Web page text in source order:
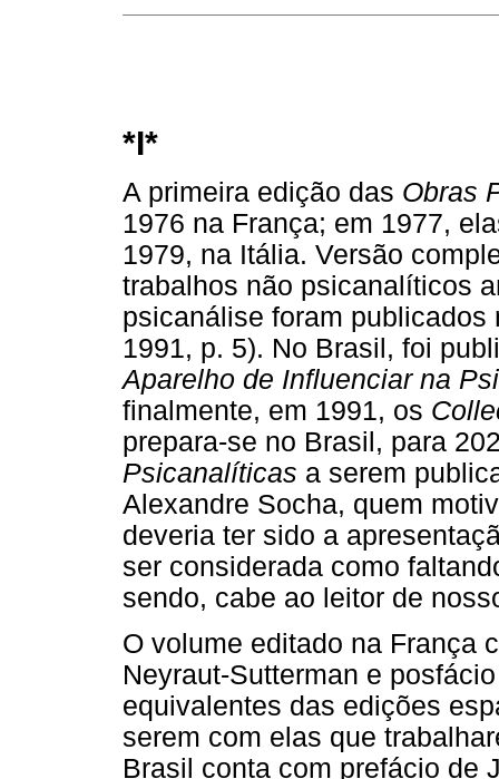
*I*
A primeira edição das Obras
1976 na França; em 1977,
1979, na Itália. Versão
trabalhos não psicanalíticos
psicanálise foram publicados
1991, p. 5). No Brasil, foi
Aparelho de Influenciar na
finalmente, em 1991, os
prepara-se no Brasil, para
Psicanalíticas a serem
Alexandre Socha, quem
deveria ter sido a
ser considerada como
sendo, cabe ao leitor de
O volume editado na França
Neyraut-Sutterman e
equivalentes das edições
serem com elas que
Brasil conta com prefácio de